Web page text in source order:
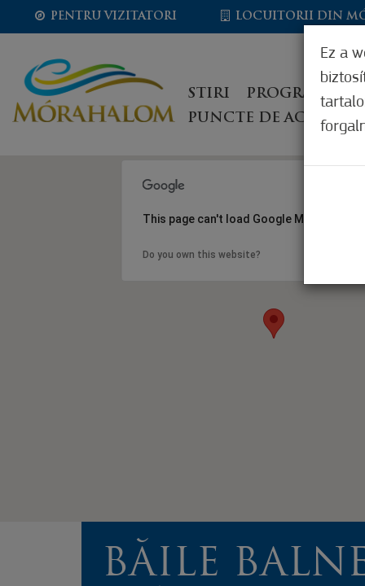
PENTRU VIZITATORI LOCUITORII DIN
STIRI PROGRAME
PUNCTE DE
This page can't load Google Maps
Do you own this website?
BĂILE
Ez a